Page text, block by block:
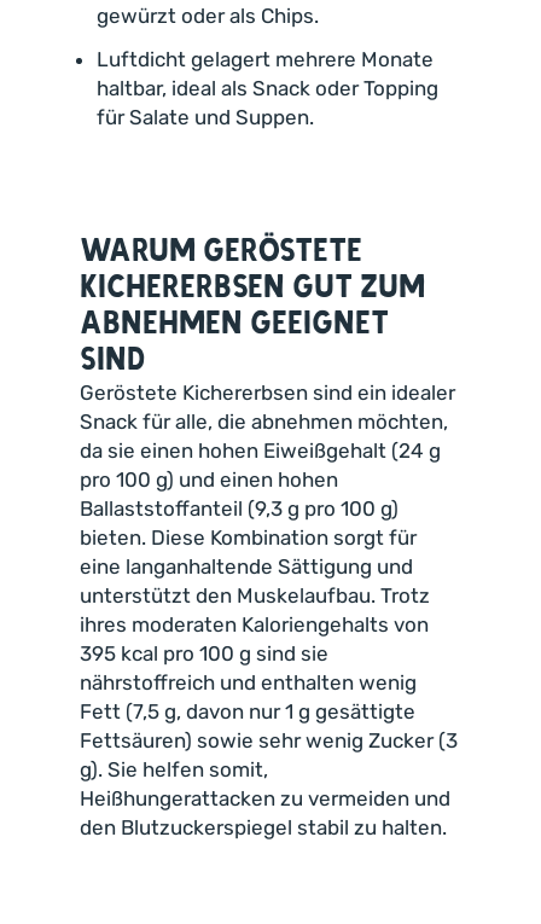
gewürzt oder als Chips.
Luftdicht gelagert mehrere Monate
haltbar, ideal als Snack oder Topping
für Salate und Suppen.
Warum geröstete
Kichererbsen gut zum
Abnehmen geeignet
sind
Geröstete Kichererbsen sind ein idealer
Snack für alle, die abnehmen möchten,
da sie einen hohen Eiweißgehalt (24 g
pro 100 g) und einen hohen
Ballaststoffanteil (9,3 g pro 100 g)
bieten. Diese Kombination sorgt für
eine langanhaltende Sättigung und
unterstützt den Muskelaufbau. Trotz
ihres moderaten Kaloriengehalts von
395 kcal pro 100 g sind sie
nährstoffreich und enthalten wenig
Fett (7,5 g, davon nur 1 g gesättigte
Fettsäuren) sowie sehr wenig Zucker (3
g). Sie helfen somit,
Heißhungerattacken zu vermeiden und
den Blutzuckerspiegel stabil zu halten.